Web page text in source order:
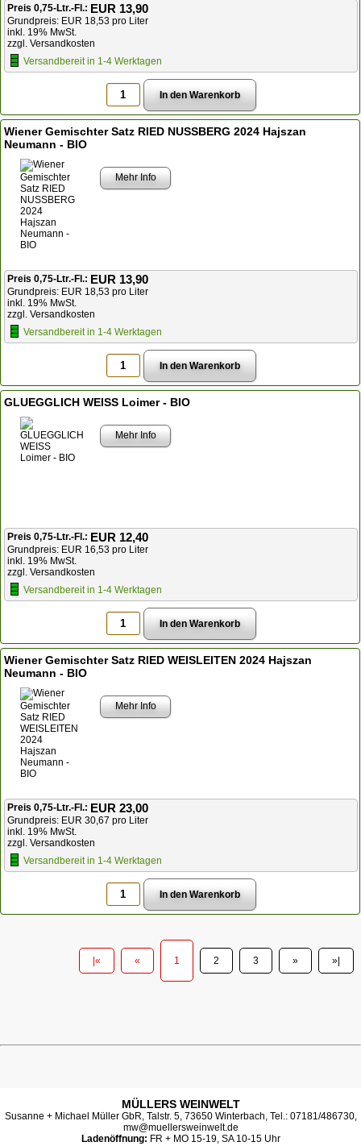
Preis 0,75-Ltr.-Fl.: EUR 13,90
Grundpreis: EUR 18,53 pro Liter
inkl. 19% MwSt.
zzgl. Versandkosten
Versandbereit in 1-4 Werktagen
Wiener Gemischter Satz RIED NUSSBERG 2024 Hajszan
Neumann - BIO
Mehr Info
Preis 0,75-Ltr.-Fl.: EUR 13,90
Grundpreis: EUR 18,53 pro Liter
inkl. 19% MwSt.
zzgl. Versandkosten
Versandbereit in 1-4 Werktagen
GLUEGGLICH WEISS Loimer - BIO
Mehr Info
Preis 0,75-Ltr.-Fl.: EUR 12,40
Grundpreis: EUR 16,53 pro Liter
inkl. 19% MwSt.
zzgl. Versandkosten
Versandbereit in 1-4 Werktagen
Wiener Gemischter Satz RIED WEISLEITEN 2024 Hajszan
Neumann - BIO
Mehr Info
Preis 0,75-Ltr.-Fl.: EUR 23,00
Grundpreis: EUR 30,67 pro Liter
inkl. 19% MwSt.
zzgl. Versandkosten
Versandbereit in 1-4 Werktagen
|« « 1 2 3 » »|
MÜLLERS WEINWELT
Susanne + Michael Müller GbR, Talstr. 5, 73650 Winterbach, Tel.: 07181/486730,
mw@muellersweinwelt.de
Ladenöffnung: FR + MO 15-19, SA 10-15 Uhr